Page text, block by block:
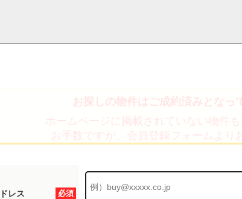
町名から探す 学区から探す
スタッフ紹
採用情
お知らせ・ブ
お探しの物件はご成約済みとなっ
ホームページに掲載されていない物件も
お手数ですが、会員登録フォームより
必須
レス